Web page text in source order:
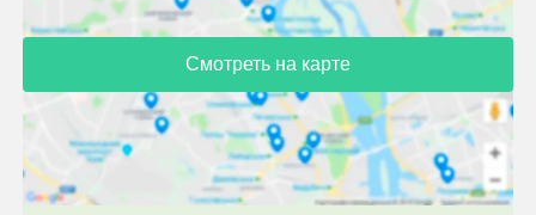
Смотреть на карте